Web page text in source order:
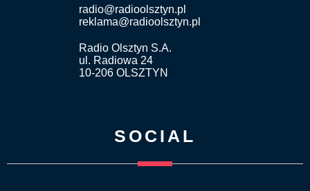
radio@radioolsztyn.pl
reklama@radioolsztyn.pl
Radio Olsztyn S.A.
ul. Radiowa 24
10-206 OLSZTYN
SOCIAL